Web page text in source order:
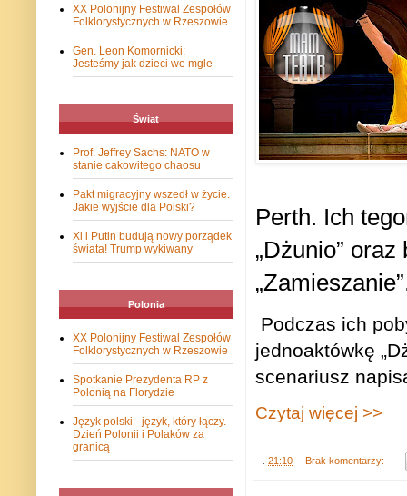
Perth. Ich
„Dżunio”
Podczas ich
jednoaktówkę
scenariusz
Czytaj więcej >>
21:10 Brak komentarzy:
XX Polonijny Festiwal Zespołów
Folklorystycznych w Rzeszowie
Gen. Leon Komornicki:
Jesteśmy jak dzieci we mgle
Świat
Prof. Jeffrey Sachs: NATO w
stanie cakowitego chaosu
Pakt migracyjny wszedł w życie.
Jakie wyjście dla Polski?
Xi i Putin budują nowy porządek
świata! Trump wykiwany
Polonia
XX Polonijny Festiwal Zespołów
Folklorystycznych w Rzeszowie
Spotkanie Prezydenta RP z
Polonią na Florydzie
Język polski - język, który łączy.
Dzień Polonii i Polaków za
granicą